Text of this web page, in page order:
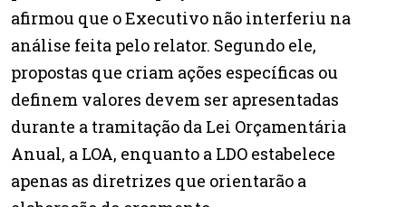
afirmou que o Executivo não interferiu na
análise feita pelo relator. Segundo ele,
propostas que criam ações específicas ou
definem valores devem ser apresentadas
durante a tramitação da Lei Orçamentária
Anual, a LOA, enquanto a LDO estabelece
apenas as diretrizes que orientarão a